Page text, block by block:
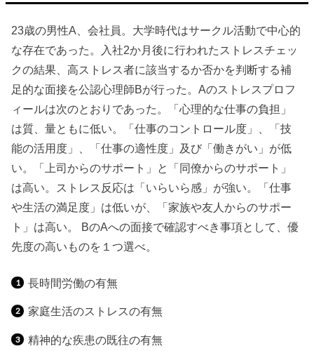
23歳の男性A、会社員。大学時代はサークル活動で中心的
な存在であった。入社2か月後に行われたストレスチェッ
クの結果、高ストレス者に該当するか否かを判断する補
足的な面接を公認心理師Bが行った。Aのストレスプロフ
ィールは次のとおりであった。「心理的な仕事の負担」
は質、量ともに低い。「仕事のコントロール度」、「技
能の活用度」、「仕事の適性度」及び「働きがい」が低
い。「上司からのサポート」と「同僚からのサポート」
は高い。ストレス反応は「いらいら感」が強い。「仕事
や生活の満足度」は低いが、「家族や友人からのサポー
ト」は高い。 BのAへの面接で確認すべき事項として、優
先度の高いものを１つ選べ。
長時間労働の有無
家庭生活のストレスの有無
精神的な疾患の既往の有無